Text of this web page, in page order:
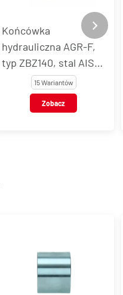
Końcówka
hydrauliczna AGR-F,
typ ZBZ140, stal AISI
15 Wariantów
Zobacz